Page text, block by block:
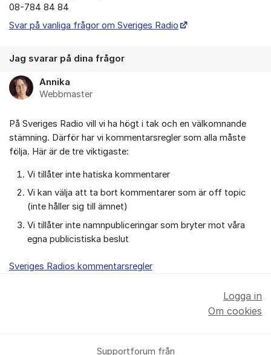
08-784 84 84
Svar på vanliga frågor om Sveriges Radio
Jag svarar på dina frågor
Annika
Webbmaster
På Sveriges Radio vill vi ha högt i tak och en välkomnande
stämning. Därför har vi kommentarsregler som alla måste
följa. Här är de tre viktigaste:
Vi tillåter inte hatiska kommentarer
Vi kan välja att ta bort kommentarer som är off topic
(inte håller sig till ämnet)
Vi tillåter inte namnpubliceringar som bryter mot våra
egna publicistiska beslut
Sveriges Radios kommentarsregler
Supportforum från
Logga in
Om cookies